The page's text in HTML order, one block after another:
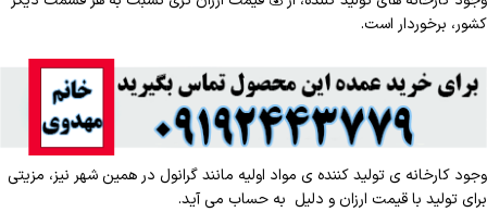
کشور، برخوردار است.
وجود کارخانه ی تولید کننده ی مواد اولیه مانند گرانول در همین شهر نیز، مزیتی
برای تولید با قیمت ارزان و دلیل به حساب می آید.